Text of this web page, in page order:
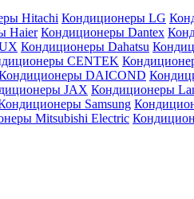
Hitachi Кондиционеры LG
Haier Кондиционеры Dantex
Кондиционеры Dahatsu
CENTEK
DAICOND
JAX Кондиционеры
Samsung
Mitsubishi Electric